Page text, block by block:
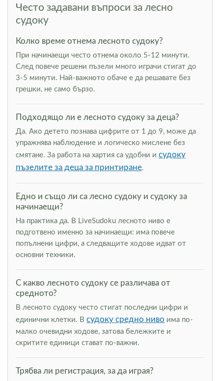
Често задавани въпроси за лесно
судоку
Колко време отнема лесното судоку?
При начинаещи често отнема около 5-12 минути.
След повече решени пъзели много играчи стигат до
3-5 минути. Най-важното обаче е да решавате без
грешки, не само бързо.
Подходящо ли е лесното судоку за деца?
Да. Ако детето познава цифрите от 1 до 9, може да
упражнява наблюдение и логическо мислене без
смятане. За работа на хартия са удобни и судоку
пъзелите за деца за принтиране.
Едно и също ли са лесно судоку и судоку за
начинаещи?
На практика да. В LiveSudoku лесното ниво е
подготвено именно за начинаещи: има повече
попълнени цифри, а следващите ходове идват от
основни техники.
С какво лесното судоку се различава от
средното?
В лесното судоку често стигат последни цифри и
единични клетки. В судоку средно ниво има по-
малко очевидни ходове, затова бележките и
скритите единици стават по-важни.
Трябва ли регистрация, за да играя?